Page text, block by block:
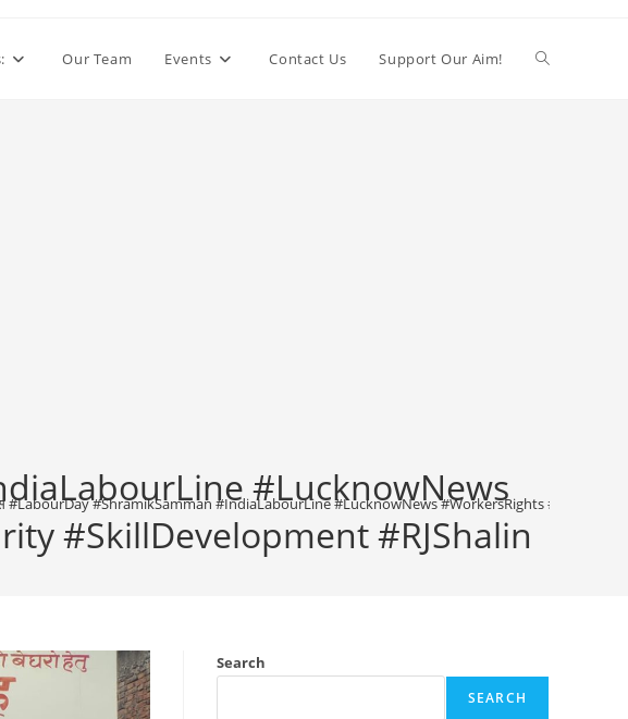
Our Team Events Contact Us Support Our Aim! Toggle
#LucknowNews
#SkillDevelopment #RJShalin
#LabourDay #ShramikSamman #IndiaLabourLine #LucknowNews #WorkersRights
Search
SEARCH